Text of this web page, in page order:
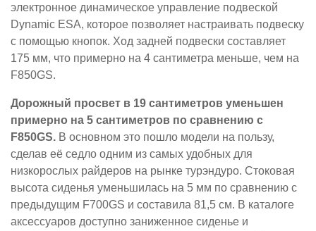
электронное динамическое управление подвеской
Dynamic ESA, которое позволяет настраивать подвеску
с помощью кнопок. Ход задней подвески составляет
175 мм, что примерно на 4 сантиметра меньше, чем на
F850GS.
Дорожный просвет в 19 сантиметров уменьшен
примерно на 5 сантиметров по сравнению с
F850GS. В основном это пошло модели на пользу,
сделав её седло одним из самых удобных для
низкорослых райдеров на рынке турэндуро. Стоковая
высота сиденья уменьшилась на 5 мм по сравнению с
предыдущим F700GS и составила 81,5 см. В каталоге
аксессуаров доступно заниженное сиденье и